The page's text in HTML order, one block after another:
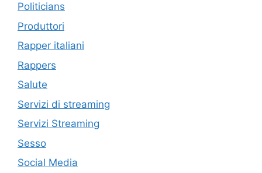
Politicians
Produttori
Rapper italiani
Rappers
Salute
Servizi di streaming
Servizi Streaming
Sesso
Social Media